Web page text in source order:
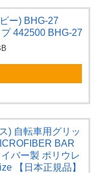
ー) BHG-27
442500 BHG-27
) 自転車用グリッ
BAR
バー製 ポリウレ
【日本正規品】